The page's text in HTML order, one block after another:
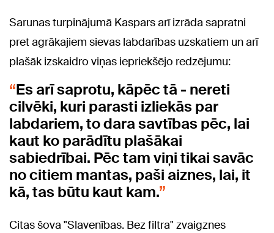
Sarunas turpinājumā Kaspars arī izrāda sapratni
pret agrākajiem sievas labdarības uzskatiem un arī
plašāk izskaidro viņas iepriekšējo redzējumu:
Es arī saprotu, kāpēc tā - nereti
cilvēki, kuri parasti izliekās par
labdariem, to dara savtības pēc, lai
kaut ko parādītu plašākai
sabiedrībai. Pēc tam viņi tikai savāc
no citiem mantas, paši aiznes, lai, it
kā, tas būtu kaut kam.
Citas šova "Slavenības. Bez filtra" zvaigznes